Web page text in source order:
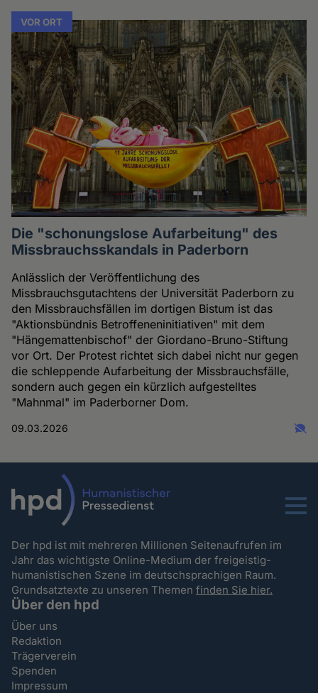
VOR ORT
Die "schonungslose Aufarbeitung" des
Missbrauchsskandals in Paderborn
Anlässlich der Veröffentlichung des
Missbrauchsgutachtens der Universität Paderborn zu
den Missbrauchsfällen im dortigen Bistum ist das
"Aktionsbündnis Betroffeneninitiativen" mit dem
"Hängemattenbischof" der Giordano-Bruno-Stiftung
vor Ort. Der Protest richtet sich dabei nicht nur gegen
die schleppende Aufarbeitung der Missbrauchsfälle,
sondern auch gegen ein kürzlich aufgestelltes
"Mahnmal" im Paderborner Dom.
09.03.2026
Menu
Der hpd ist mit mehreren Millionen Seitenaufrufen im
Jahr das wichtigste Online-Medium der freigeistig-
humanistischen Szene im deutschsprachigen Raum.
Grundsatztexte zu unseren Themenfinden Sie hier.
Über den hpd
Über uns
Redaktion
Trägerverein
Spenden
Impressum